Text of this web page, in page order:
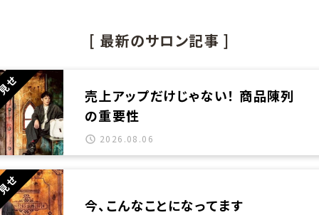
[ 最新のサロン記事 ]
せ
売上アップだけじゃない！ 商品陳列
の重要性
2026.08.06
せ 今、こんなことになってます